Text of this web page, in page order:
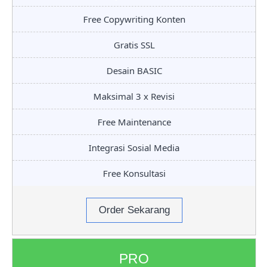
Free Copywriting Konten
Gratis SSL
Desain BASIC
Maksimal 3 x Revisi
Free Maintenance
Integrasi Sosial Media
Free Konsultasi
Order Sekarang
PRO